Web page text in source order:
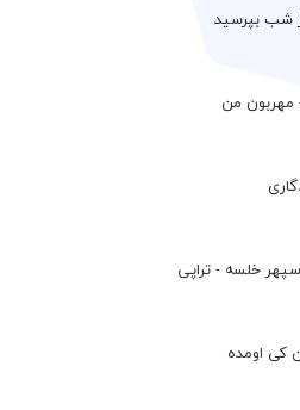
شب بپرسید
مهربون من
خلسه - تراپی
کی اومده